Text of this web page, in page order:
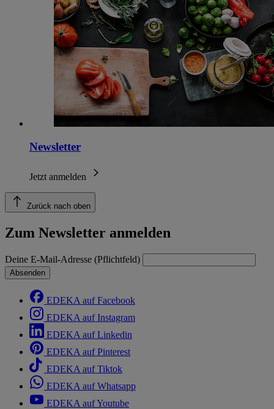
Newsletter
Jetzt anmelden
Zurück nach oben
Zum Newsletter anmelden
Deine E-Mail-Adresse (Pflichtfeld)
Absenden
EDEKA auf Facebook
EDEKA auf Instagram
EDEKA auf Linkedin
EDEKA auf Pinterest
EDEKA auf Tiktok
EDEKA auf Whatsapp
EDEKA auf Youtube